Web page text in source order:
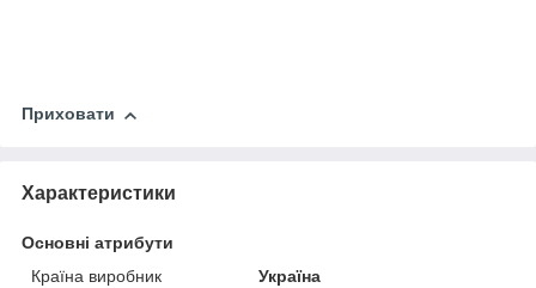
Приховати
Характеристики
Основні атрибути
Країна виробник
Україна